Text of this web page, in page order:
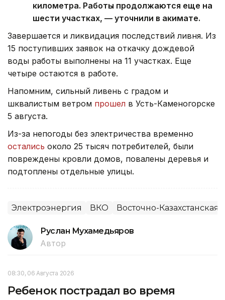
километра. Работы продолжаются еще на
шести участках, — уточнили в акимате.
Завершается и ликвидация последствий ливня. Из
15 поступивших заявок на откачку дождевой
воды работы выполнены на 11 участках. Еще
четыре остаются в работе.
Напомним, сильный ливень с градом и
шквалистым ветром прошел в Усть-Каменогорске
5 августа.
Из-за непогоды без электричества временно
остались около 25 тысяч потребителей, были
повреждены кровли домов, повалены деревья и
подтоплены отдельные улицы.
Электроэнергия ВКО Восточно-Казахстанская
Руслан Мухамедьяров
Автор
08:30, 06 Августа 2026
Ребенок пострадал во время